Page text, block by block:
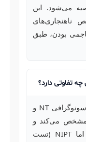
می‌شود. این
ناهنجاری‌های
بودن، طبق
غربالگری ترکیبی سه‌ماهه اول (سونوگرافی NT و
مشخص می‌کند و
دقت حدود ۹۰-۹۵ درصد دارد. اما NIPT (تست